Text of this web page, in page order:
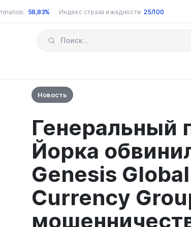
58,83% Индекс страха и жадности 25/100
Новость
Генеральный
Йорка
Genesis
Currency